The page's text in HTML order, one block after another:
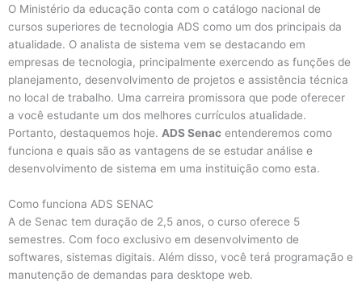
O Ministério da educação conta com o catálogo nacional de
cursos superiores de tecnologia ADS como um dos principais da
atualidade. O analista de sistema vem se destacando em
empresas de tecnologia, principalmente exercendo as funções de
planejamento, desenvolvimento de projetos e assistência técnica
no local de trabalho. Uma carreira promissora que pode oferecer
a você estudante um dos melhores currículos atualidade.
Portanto, destaquemos hoje. ADS Senac entenderemos como
funciona e quais são as vantagens de se estudar análise e
desenvolvimento de sistema em uma instituição como esta.
Como funciona ADS SENAC
A de Senac tem duração de 2,5 anos, o curso oferece 5
semestres. Com foco exclusivo em desenvolvimento de
softwares, sistemas digitais. Além disso, você terá programação e
manutenção de demandas para desktope web.